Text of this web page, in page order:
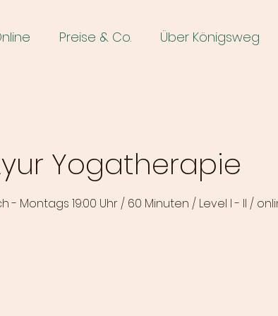
Preise & Co. Über Königsweg
Yogatherapie
- Montags 19:00 Uhr / 60 Minuten / Level I - II /